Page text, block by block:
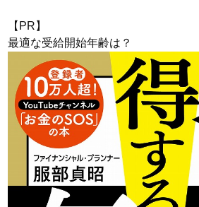
【PR】
最適な受給開始年齢は？